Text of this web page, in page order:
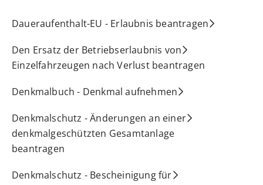
Daueraufenthalt-EU - Erlaubnis beantragen
Den Ersatz der Betriebserlaubnis von
Einzelfahrzeugen nach Verlust beantragen
Denkmalbuch - Denkmal aufnehmen
Denkmalschutz - Änderungen an einer
denkmalgeschützten Gesamtanlage
beantragen
Denkmalschutz - Bescheinigung für